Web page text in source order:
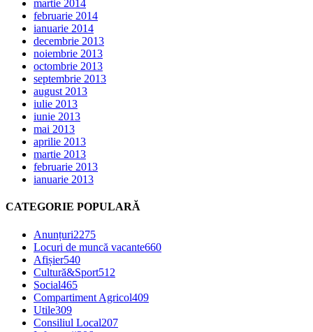
martie 2014
februarie 2014
ianuarie 2014
decembrie 2013
noiembrie 2013
octombrie 2013
septembrie 2013
august 2013
iulie 2013
iunie 2013
mai 2013
aprilie 2013
martie 2013
februarie 2013
ianuarie 2013
CATEGORIE POPULARĂ
Anunțuri2275
Locuri de muncă vacante660
Afișier540
Cultură&Sport512
Social465
Compartiment Agricol409
Utile309
Consiliul Local207